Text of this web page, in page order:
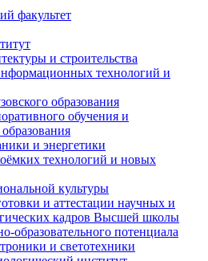
факультет
и строительства
технологий и
образования
обучения и
и энергетики
технологий и новых
культуры
и аттестации научных и
кадров Высшей школы
образовательного потенциала
и светотехники